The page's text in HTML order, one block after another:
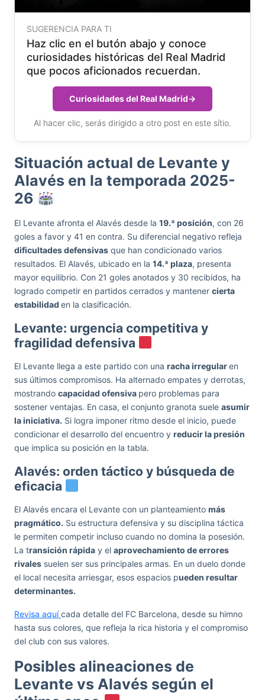
SUGERENCIA PARA TI
Haz clic en el butón abajo y conoce
curiosidades históricas del Real Madrid
que pocos aficionados recuerdan.
Curiosidades del Real Madrid→
Al hacer clic, serás dirigido a otro post en este sítio.
Situación actual de Levante y
Alavés en la temporada 2025-
26
El Levante afronta el Alavés desde la 19.ª posición, con 26
goles a favor y 41 en contra. Su diferencial negativo refleja
dificultades defensivas que han condicionado varios
resultados. El Alavés, ubicado en la 14.ª plaza, presenta
mayor equilibrio. Con 21 goles anotados y 30 recibidos, ha
logrado competir en partidos cerrados y mantener cierta
estabilidad en la clasificación.
Levante: urgencia competitiva y
fragilidad defensiva
El Levante llega a este partido con una racha irregularen
sus últimos compromisos. Ha alternado empates y derrotas,
mostrando capacidad ofensiva pero problemas para
sostener ventajas. En casa, el conjunto granota suele asumir
la iniciativa. Si logra imponer ritmo desde el inicio, puede
condicionar el desarrollo del encuentro y reducir la presión
que implica su posición en la tabla.
Alavés: orden táctico y búsqueda de
eficacia
El Alavés encara el Levante con un planteamiento más
pragmático. Su estructura defensiva y su disciplina táctica
le permiten competir incluso cuando no domina la posesión.
La transición rápida y el aprovechamiento de errores
rivales suelen ser sus principales armas. En un duelo donde
el local necesita arriesgar, esos espacios pueden resultar
determinantes.
Revisa aquícada detalle del FC Barcelona, desde su himno
hasta sus colores, que refleja la rica historia y el compromiso
del club con sus valores.
Posibles alineaciones de
Levante vs Alavés según el